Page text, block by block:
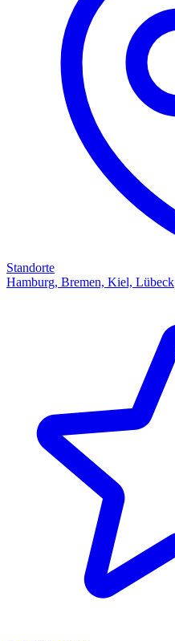
Standorte
Hamburg, Bremen, Kiel, Lübeck